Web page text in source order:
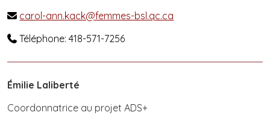
 carol-ann.kack@femmes-bsl.qc.ca
 Téléphone: 418-571-7256
Émilie Laliberté
Coordonnatrice au projet ADS+